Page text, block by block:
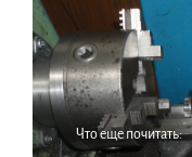
Что еще почитать: